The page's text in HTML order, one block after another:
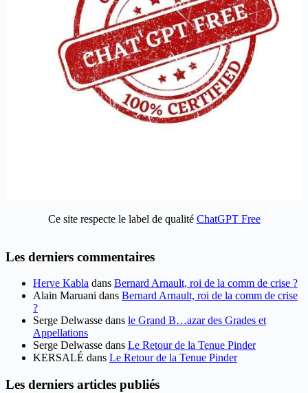
Ce site respecte le label de qualité ChatGPT Free
Les derniers commentaires
Herve Kabla dans Bernard Arnault, roi de la comm de crise ?
Alain Maruani dans Bernard Arnault, roi de la comm de crise
?
Serge Delwasse dans le Grand B…azar des Grades et
Appellations
Serge Delwasse dans Le Retour de la Tenue Pinder
KERSALÉ dans Le Retour de la Tenue Pinder
Les derniers articles publiés